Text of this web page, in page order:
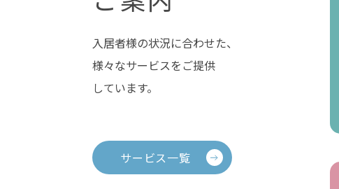
入居者様の状況に合わせた、
様々なサービスをご提供
しています。
サービス一覧